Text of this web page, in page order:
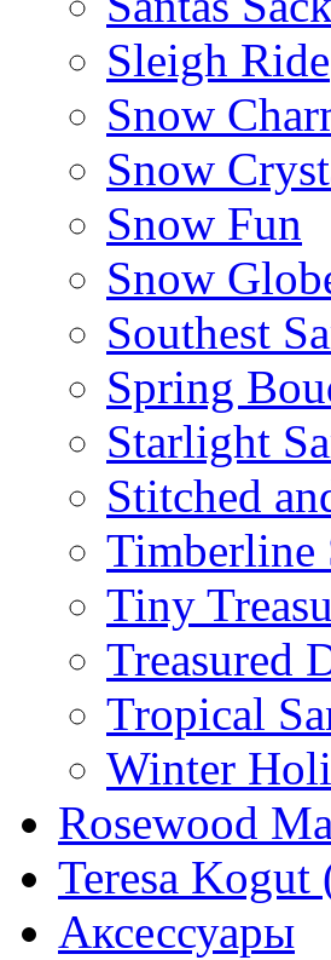
Sleigh Ride
Snow
Snow
Snow Fun
Snow
Southest
Spring
Starlight
Stitched
Timberline
Tiny
Treasured
Tropical
Winter
Rosewood
Teresa
Аксессуары